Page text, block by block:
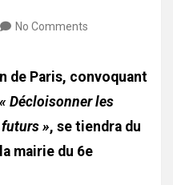
No Comments
de Paris, convoquant
« Décloisonner les
», se tiendra du
mairie du 6e